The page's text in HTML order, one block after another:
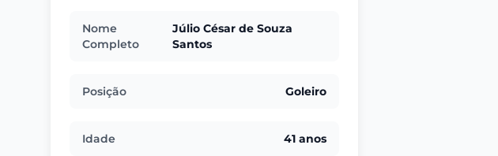
Nome
Completo
Júlio César de Souza
Santos
Posição Goleiro
Idade 41 anos